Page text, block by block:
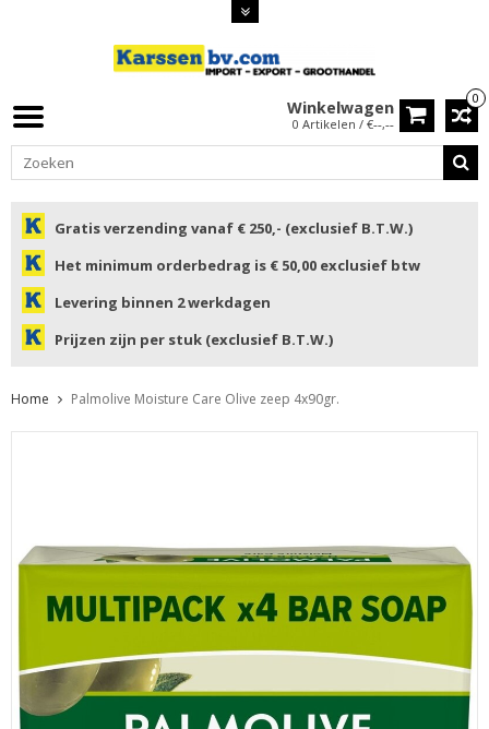
0
Winkelwagen
0 Artikelen / €--,--
Gratis verzending vanaf € 250,- (exclusief B.T.W.)
Het minimum orderbedrag is € 50,00 exclusief btw
Levering binnen 2 werkdagen
Prijzen zijn per stuk (exclusief B.T.W.)
Home Palmolive Moisture Care Olive zeep 4x90gr.